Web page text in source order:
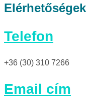
Elérhetőségek
Telefon
+36 (30) 310 7266
Email cím